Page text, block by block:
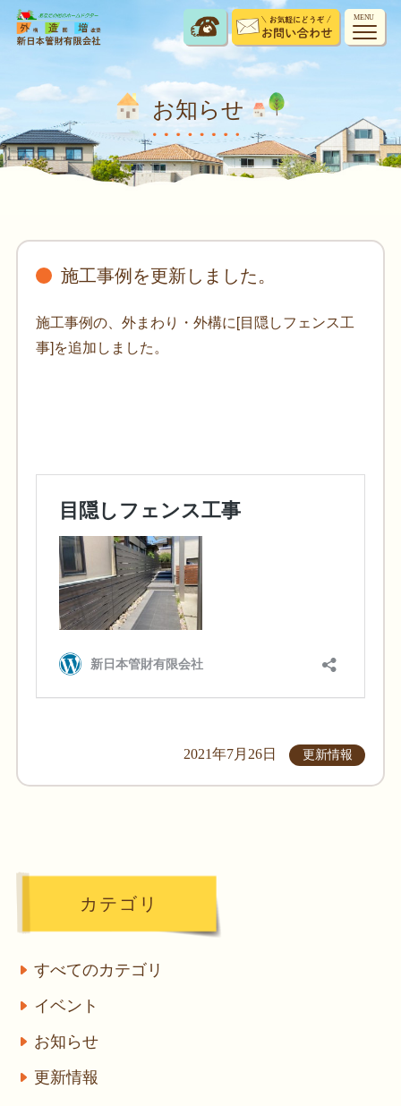
MENU
お知らせ
施工事例を更新しました。
施工事例の、外まわり・外構に[目隠しフェンス工
事]を追加しました。
2021年7月26日 更新情報
カテゴリ
すべてのカテゴリ
イベント
お知らせ
更新情報